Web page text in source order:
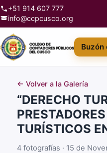
+51 914 607 777
info@ccpcusco.org
Buzón
← Volver a la Galería
“DERECHO
TURÍSTICOS
4 fotografías · 15 de